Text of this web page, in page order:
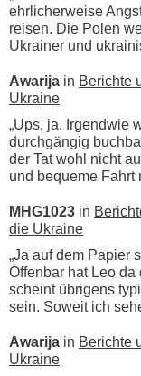
ehrlicherweise
reisen. Die Polen
Ukrainer und
Awarija in Berichte
Ukraine
„Ups, ja. Irgendwie
durchgängig
der Tat wohl nicht
und bequeme Fahrt
MHG1023 in
die Ukraine
„Ja auf dem Papier
Offenbar hat Leo
scheint übrigens
sein. Soweit ich
Awarija in Berichte
Ukraine